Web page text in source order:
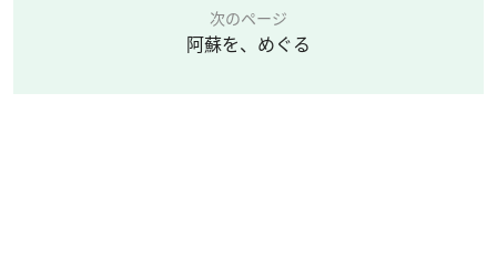
次のページ
阿蘇を、めぐる